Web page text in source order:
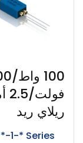
ريلاي ريد
1-* Series